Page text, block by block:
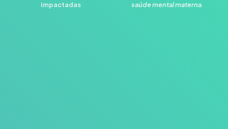
impactadas
saúde mental materna